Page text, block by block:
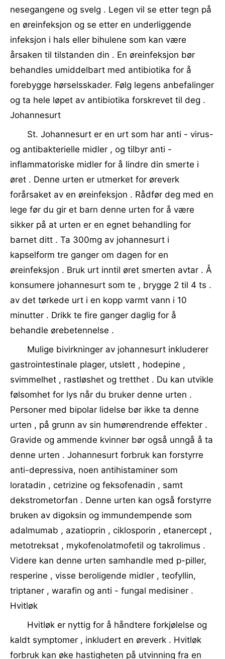
nesegangene og svelg . Legen vil se etter tegn på
en øreinfeksjon og se etter en underliggende
infeksjon i hals eller bihulene som kan være
årsaken til tilstanden din . En øreinfeksjon bør
behandles umiddelbart med antibiotika for å
forebygge hørselsskader. Følg legens anbefalinger
og ta hele løpet av antibiotika forskrevet til deg .
Johannesurt
St. Johannesurt er en urt som har anti - virus-
og antibakterielle midler , og tilbyr anti -
inflammatoriske midler for å lindre din smerte i
øret . Denne urten er utmerket for øreverk
forårsaket av en øreinfeksjon . Rådfør deg med en
lege før du gir et barn denne urten for å være
sikker på at urten er en egnet behandling for
barnet ditt . Ta 300mg av johannesurt i
kapselform tre ganger om dagen for en
øreinfeksjon . Bruk urt inntil øret smerten avtar . Å
konsumere johannesurt som te , brygge 2 til 4 ts .
av det tørkede urt i en kopp varmt vann i 10
minutter . Drikk te fire ganger daglig for å
behandle ørebetennelse .
Mulige bivirkninger av johannesurt inkluderer
gastrointestinale plager, utslett , hodepine ,
svimmelhet , rastløshet og tretthet . Du kan utvikle
følsomhet for lys når du bruker denne urten .
Personer med bipolar lidelse bør ikke ta denne
urten , på grunn av sin humørendrende effekter .
Gravide og ammende kvinner bør også unngå å ta
denne urten . Johannesurt forbruk kan forstyrre
anti-depressiva, noen antihistaminer som
loratadin , cetrizine og feksofenadin , samt
dekstrometorfan . Denne urten kan også forstyrre
bruken av digoksin og immundempende som
adalmumab , azatioprin , ciklosporin , etanercept ,
metotreksat , mykofenolatmofetil og takrolimus .
Videre kan denne urten samhandle med p-piller,
resperine , visse beroligende midler , teofyllin,
triptaner , warafin og anti - fungal medisiner .
Hvitløk
Hvitløk er nyttig for å håndtere forkjølelse og
kaldt symptomer , inkludert en øreverk . Hvitløk
forbruk kan øke hastigheten på utvinning fra en